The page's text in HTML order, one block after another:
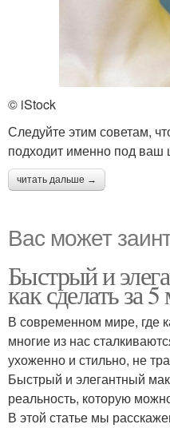
© iStock
Следуйте этим советам,
подходит именно под ваш
читать дальше →
Вас может
Быстрый и
как сделать за
В современном мире, где
многие из нас
ухоженно и стильно, не
Быстрый и элегантный
реальность, которую
В этой статье мы